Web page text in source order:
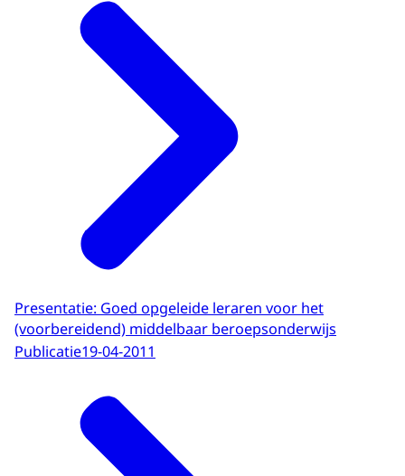
Presentatie: Goed opgeleide leraren voor het
(voorbereidend) middelbaar beroepsonderwijs
Publicatie19-04-2011